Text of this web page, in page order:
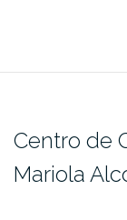
Centro de
Mariola